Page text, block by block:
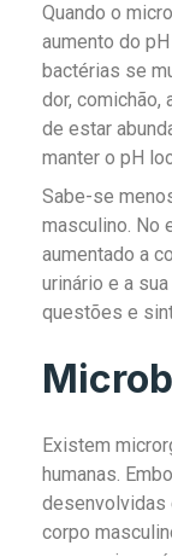
Quando o
aumento do
bactérias se
dor, comichão,
de estar
manter o pH
Sabe-se
masculino. No
aumentado a
urinário e a
questões e
Existem
humanas.
desenvolvidas
corpo